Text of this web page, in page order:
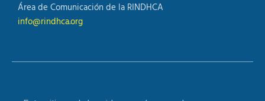
Área de Comunicación de la RINDHCA
info@rindhca.org